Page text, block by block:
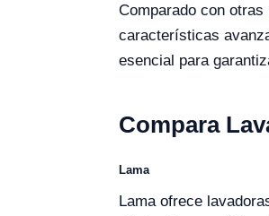
Comparado con
características
esencial para
Compara
Lama
Lama ofrece